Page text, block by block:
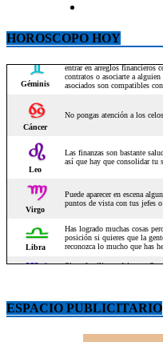
HOROSCOPO HOY
ESPACIO PUBLICITARIO